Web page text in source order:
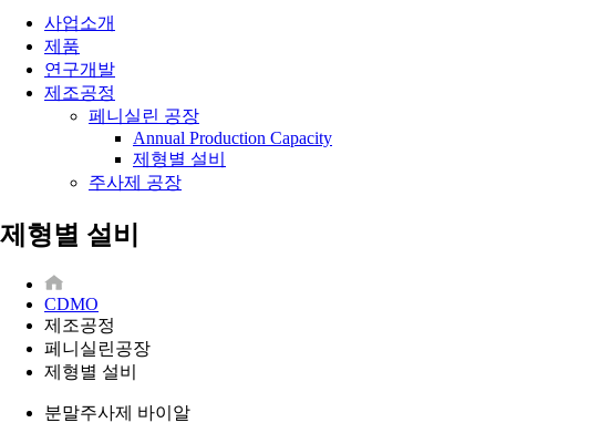
사업소개
제품
연구개발
제조공정
페니실린 공장
Annual Production Capacity
제형별 설비
주사제 공장
제형별 설비
CDMO
제조공정
페니실린공장
제형별 설비
분말주사제 바이알